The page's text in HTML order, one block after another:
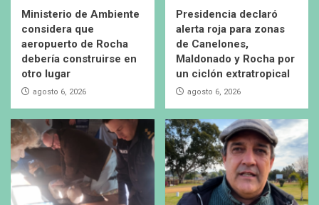
Ministerio de Ambiente
considera que
aeropuerto de Rocha
debería construirse en
otro lugar
agosto 6, 2026
Presidencia declaró
alerta roja para zonas
de Canelones,
Maldonado y Rocha por
un ciclón extratropical
agosto 6, 2026